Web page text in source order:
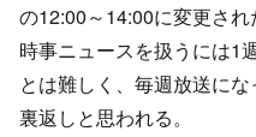
の12:00～14:00に変更され
時事ニュースを扱うには1
とは難しく、毎週放送に
裏返しと思われる。